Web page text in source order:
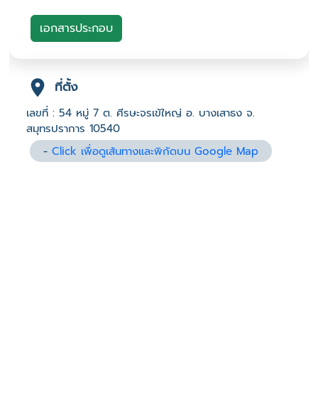
เอกสารประกอบ
ที่ตั้ง
เลขที่ : 54 หมู่ 7 ต. ศีรษะจรเข้ใหญ่ อ. บางเสาธง จ.
สมุทรปราการ 10540
-Click เพื่อดูเส้นทางและพิกัดบน Google Map